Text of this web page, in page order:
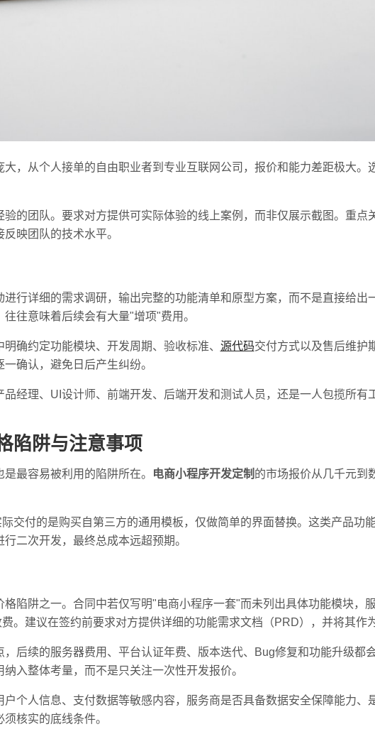
大，从个人接单的自由职业者到专业互联网公司，报价和能力差距极大。
的团队。要求对方提供可实际体验的线上案例，而非仅展示截图。重点
映团队的技术水平。
行详细的需求调研，输出完整的功能清单和原型方案，而不是直接给出
往意味着后续会有大量"增项"费用。
确约定功能模块、开发周期、验收标准、 源代码交付方式以及售后维护
确认，避免日后产生纠纷。
品经理、UI设计师、前端开发、后端开发和测试人员，还是一人包揽所有
陷阱与注意事项
最容易被利用的陷阱所在。 电商小程序开发定制 的市场报价从几千元到
交付的是购买自第三方的通用模板，仅做简单的界面替换。这类产品功
二次开发，最终总成本远超预期。
格陷阱之一。合同中若仅写明"电商小程序一套"而未列出具体功能模块，
。建议在签约前要求对方提供详细的功能需求文档（PRD），并将其作
后续的服务器费用、平台认证年费、版本迭代、Bug修复和功能升级都
入整体考量，而不是只关注一次性开发报价。
户个人信息、支付数据等敏感内容，服务商是否具备数据安全保障能力、
核实的底线条件。